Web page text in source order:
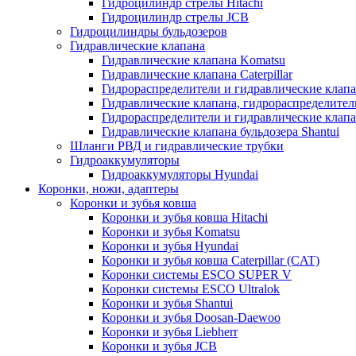
Гидроцилиндр стрелы JCB
Гидроцилиндры бульдозеров
Гидравлические клапана
Гидравлические клапана Komatsu
Гидравлические клапана Caterpillar
Гидрораспределители и гидравлические
Гидравлические клапана,
Гидрораспределители и гидравлические
Гидравлические клапана бульдозера Shantui
Шланги РВД и гидравлические трубки
Гидроаккумуляторы
Гидроаккумуляторы Hyundai
Коронки, ножи, адаптеры
Коронки и зубья ковша
Коронки и зубья ковша Hitachi
Коронки и зубья Komatsu
Коронки и зубья Hyundai
Коронки и зубья ковша Caterpillar (CAT)
Коронки системы ESCO SUPER V
Коронки системы ESCO Ultralok
Коронки и зубья Shantui
Коронки и зубья Doosan-Daewoo
Коронки и зубья Liebherr
Коронки и зубья JCB